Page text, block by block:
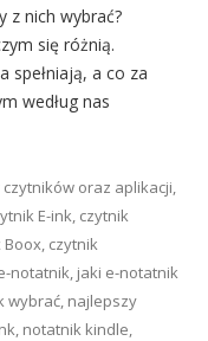
z nich wybrać?
się różnią.
spełniają, a co za
według nas
czytników oraz aplikacji,
E-ink, czytnik
Boox, czytnik
notatnik, jaki e-notatnik
wybrać, najlepszy
, notatnik kindle,